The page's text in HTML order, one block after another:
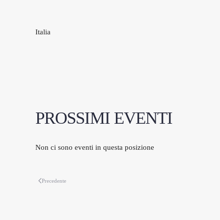
Italia
PROSSIMI EVENTI
Non ci sono eventi in questa posizione
Precedente